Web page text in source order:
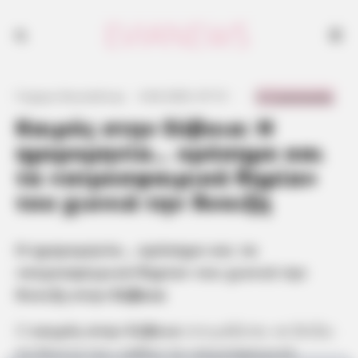
Καιρός στην Εύβοια: Η
ημερομηνία… ορόσημο και
τα «ατμοσφαιρικά θηρία»
του χιονιά την Άνοιξη
Η ημερομηνία… ορόσημο και τα
Εύβοια
καιρός στην Εύβοια
τα δόντια του, καθώς τα «ατμοσφαιρικά